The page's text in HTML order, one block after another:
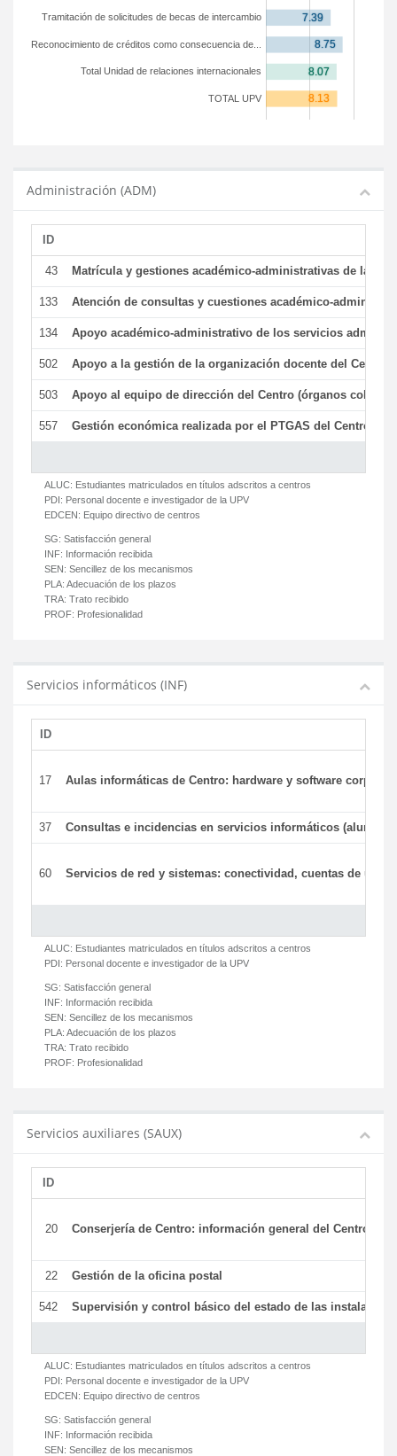
TOTAL UPV
Total Unidad de relaciones internacionales
Reconocimiento de créditos como consecuencia de...
Tramitación de solicitudes de becas de intercambio
Administración (ADM)
ID
43 Matrícula y gestiones académico-administrativas de la
133 Atención de consultas y cuestiones académico-
134 Apoyo académico-administrativo de los servicios
502 Apoyo a la gestión de la organización docente del Centro
503 Apoyo al equipo de dirección del Centro (órganos
557 Gestión económica realizada por el PTGAS del Centro
ALUC: Estudiantes matriculados en títulos adscritos a centros
PDI: Personal docente e investigador de la UPV
EDCEN: Equipo directivo de centros
SG: Satisfacción general
INF: Información recibida
SEN: Sencillez de los mecanismos
PLA: Adecuación de los plazos
TRA: Trato recibido
PROF: Profesionalidad
Servicios informáticos (INF)
ID
17 Aulas informáticas de Centro: hardware y software
37 Consultas e incidencias en servicios informáticos (alumnos)
60 Servicios de red y sistemas: conectividad, cuentas de
ALUC: Estudiantes matriculados en títulos adscritos a centros
PDI: Personal docente e investigador de la UPV
SG: Satisfacción general
INF: Información recibida
SEN: Sencillez de los mecanismos
PLA: Adecuación de los plazos
TRA: Trato recibido
PROF: Profesionalidad
Servicios auxiliares (SAUX)
ID
20 Conserjería de Centro: información general del Centro y
22 Gestión de la oficina postal
542 Supervisión y control básico del estado de las
ALUC: Estudiantes matriculados en títulos adscritos a centros
PDI: Personal docente e investigador de la UPV
EDCEN: Equipo directivo de centros
SG: Satisfacción general
INF: Información recibida
SEN: Sencillez de los mecanismos